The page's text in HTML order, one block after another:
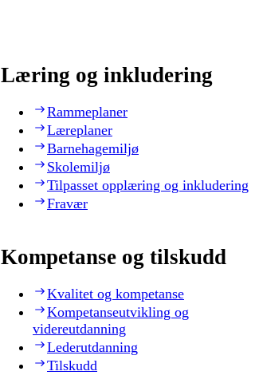
Læring og inkludering
Rammeplaner
Læreplaner
Barnehagemiljø
Skolemiljø
Tilpasset opplæring og inkludering
Fravær
Kompetanse og tilskudd
Kvalitet og kompetanse
Kompetanseutvikling og
videreutdanning
Lederutdanning
Tilskudd